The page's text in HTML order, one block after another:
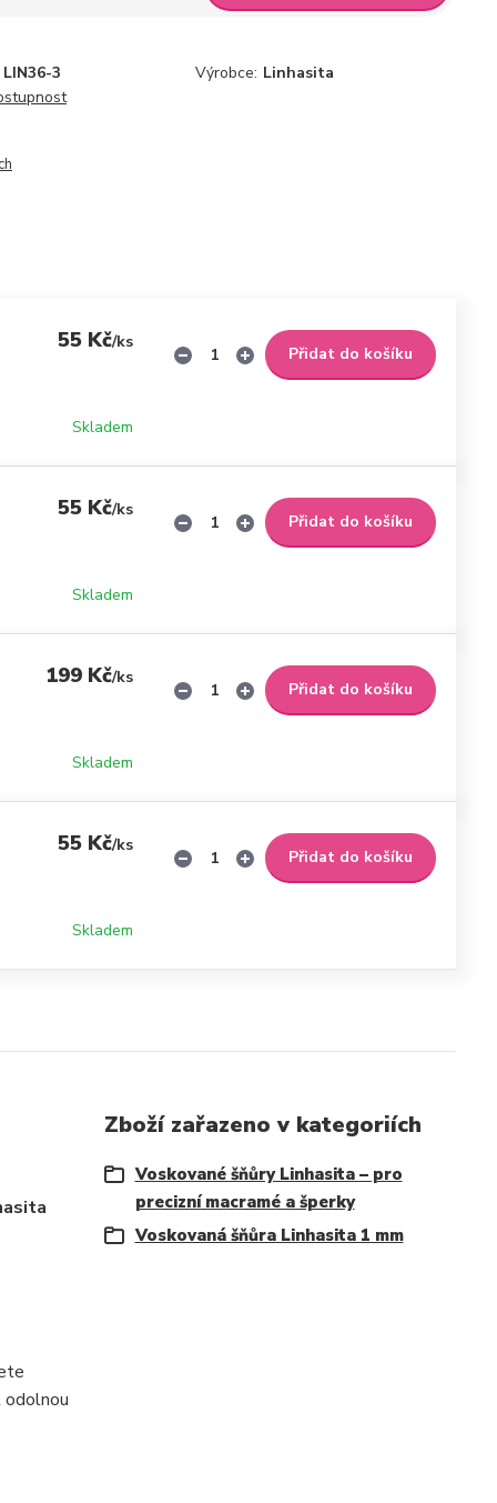
LIN36-3 Výrobce: Linhasita
55 Kč/ks
Skladem
Přidat do košíku
55 Kč/ks
Skladem
Přidat do košíku
199 Kč/ks
Skladem
Přidat do košíku
55 Kč/ks
Skladem
Přidat do košíku
odolnou
Zboží zařazeno v kategoriích
Voskované šňůry Linhasita – pro
precizní macramé a šperky
Voskovaná šňůra Linhasita 1 mm